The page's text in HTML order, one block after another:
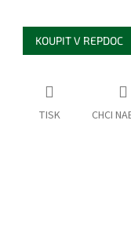
KOUPIT V REPDOC
TISK